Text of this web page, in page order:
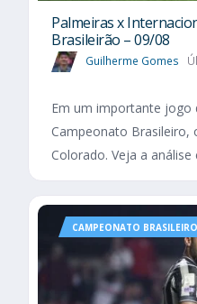
Palmeiras x
Brasileirão – 09/08
Guilherme Gomes
Em um importante jogo
Campeonato Brasileiro,
Colorado. Veja a
CAMPEONATO BRASILEIRO